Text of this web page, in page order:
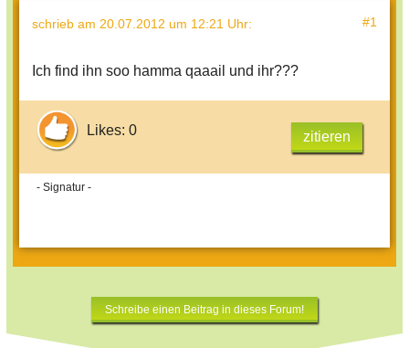
schrieb am 20.07.2012 um 12:21 Uhr: #1
Ich find ihn soo hamma qaaail und ihr???
Likes: 0 zitieren
- Signatur -
Schreibe einen Beitrag in dieses Forum!